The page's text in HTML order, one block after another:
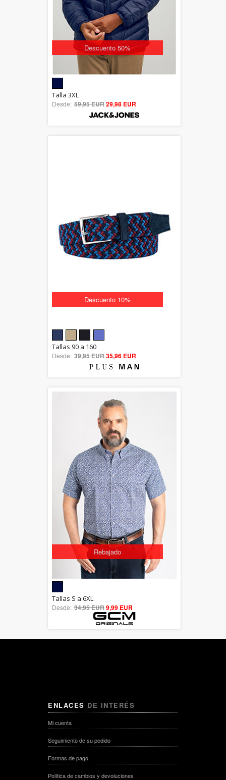
Descuento 50%
out of 5
Talla 3XL
Desde: 59,95 EUR29,98 EUR
Descuento 10%
5.00
out of 5
Tallas 90 a 160
Desde: 39,95 EUR35,96 EUR
Rebajado
out of 5
Tallas S a 6XL
Desde: 34,95 EUR9,99 EUR
ENLACES DE INTERÉS
Mi cuenta
Seguimiento de su pedido
Formas de pago
Política de cambios y devoluciones